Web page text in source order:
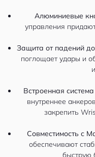
Алюминиевые
управления
Защита от падений
поглощает удары и
Встроенная
внутреннее
закрепить
Совместимость с
обеспечивают